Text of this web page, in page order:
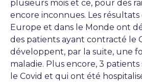
plusieurs mois et ce, pour des
encore inconnues. Les
Europe et dans le Monde ont
des patients ayant contracté le
développent, par la suite, une
maladie. Plus encore, 3
le Covid et qui ont été